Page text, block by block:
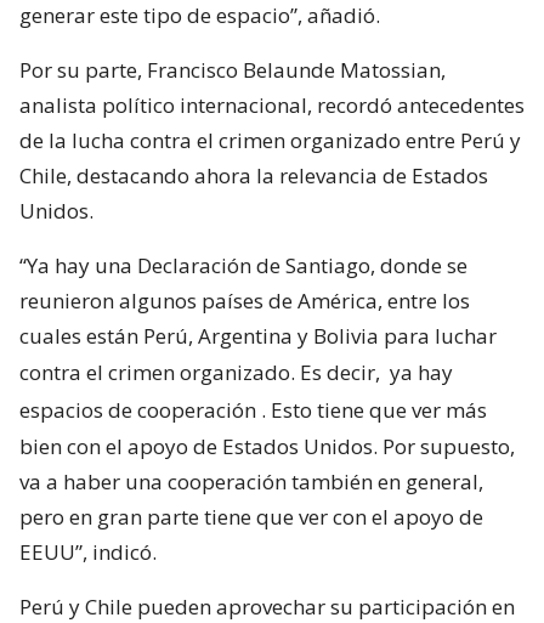
generar este tipo de espacio”, añadió.
Por su parte, Francisco Belaunde Matossian,
analista político internacional, recordó antecedentes
de la lucha contra el crimen organizado entre Perú y
Chile, destacando ahora la relevancia de Estados
Unidos.
“Ya hay una Declaración de Santiago, donde se
reunieron algunos países de América, entre los
cuales están Perú, Argentina y Bolivia para luchar
contra el crimen organizado. Es decir, ya hay
espacios de cooperación . Esto tiene que ver más
bien con el apoyo de Estados Unidos. Por supuesto,
va a haber una cooperación también en general,
pero en gran parte tiene que ver con el apoyo de
EEUU”, indicó.
Perú y Chile pueden aprovechar su participación en